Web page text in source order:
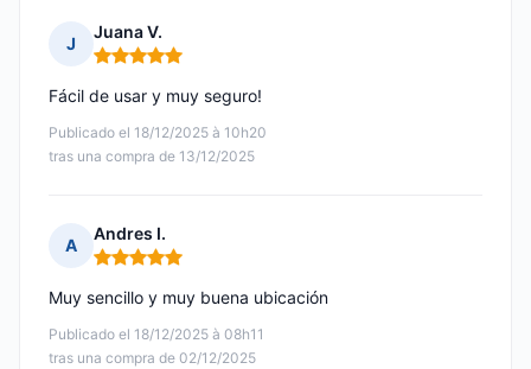
J
Juana V.
Nota: 5 de 5
Publicado el 18/12/2025 à 10h20
tras una compra de 13/12/2025
Fácil de usar y muy seguro!
A
Andres I.
Nota: 5 de 5
Publicado el 18/12/2025 à 08h11
tras una compra de 02/12/2025
Muy sencillo y muy buena ubicación